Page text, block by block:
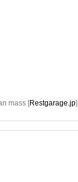
mass [Restgarage.jp]